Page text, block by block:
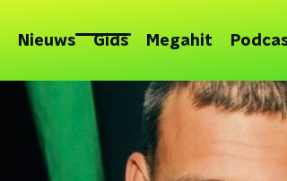
Nieuws Gids Megahit